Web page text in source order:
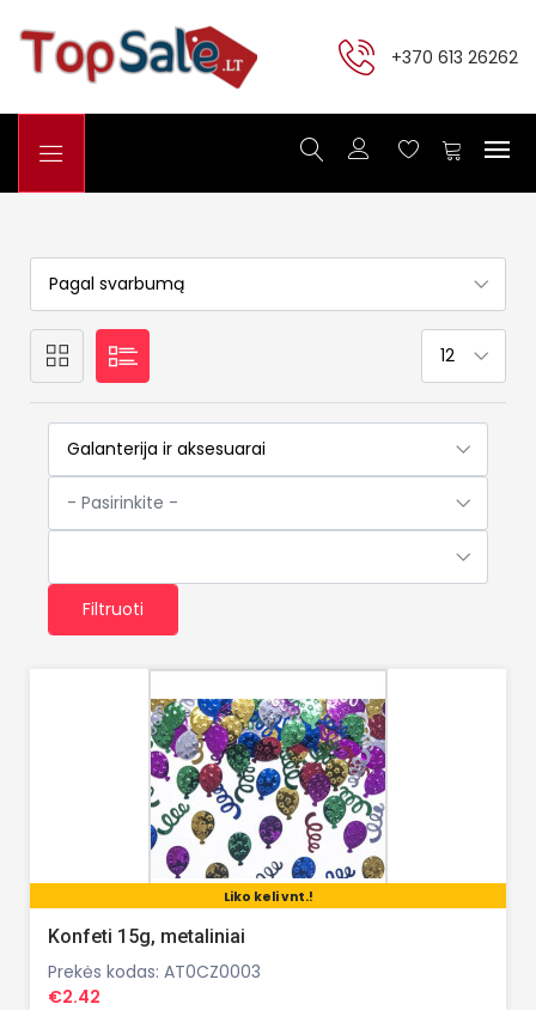
+370 613 26262
Filtruoti
Liko keli vnt.!
Konfeti 15g, metaliniai
Prekės kodas: AT0CZ0003
€2.42